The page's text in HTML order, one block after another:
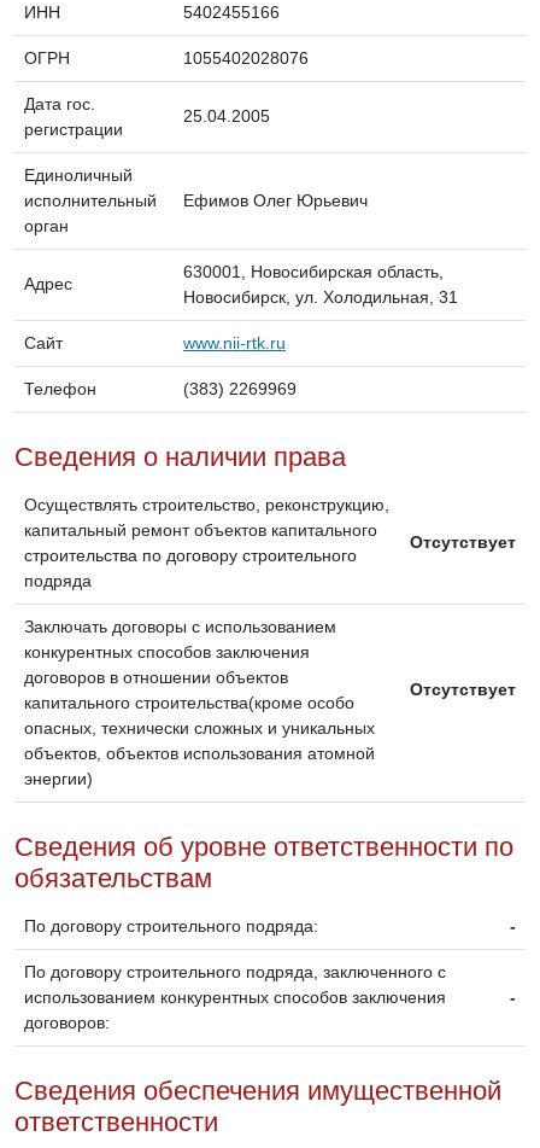
ИНН 5402455166
ОГРН 1055402028076
Дата гос.
регистрации
25.04.2005
Единоличный
исполнительный
орган
Ефимов Олег Юрьевич
Адрес
630001, Новосибирская область,
Новосибирск, ул. Холодильная, 31
Сайт www.nii-rtk.ru
Телефон (383) 2269969
Сведения о наличии права
Осуществлять строительство, реконструкцию,
капитальный ремонт объектов капитального
строительства по договору строительного
подряда
Отсутствует
Заключать договоры с использованием
конкурентных способов заключения
договоров в отношении объектов
капитального строительства(кроме особо
опасных, технически сложных и уникальных
объектов, объектов использования атомной
энергии)
Отсутствует
Сведения об уровне ответственности по
обязательствам
По договору строительного подряда: -
По договору строительного подряда, заключенного с
использованием конкурентных способов заключения
договоров:
-
Сведения обеспечения имущественной
ответственности